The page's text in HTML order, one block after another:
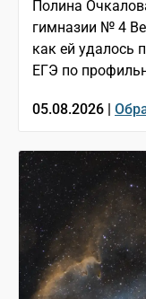
Полина
гимназии № 4
как ей удалось
ЕГЭ по
05.08.2026 |